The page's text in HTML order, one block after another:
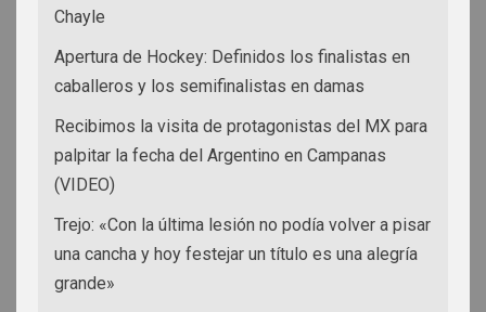
Chayle
Apertura de Hockey: Definidos los finalistas en
caballeros y los semifinalistas en damas
Recibimos la visita de protagonistas del MX para
palpitar la fecha del Argentino en Campanas
(VIDEO)
Trejo: «Con la última lesión no podía volver a pisar
una cancha y hoy festejar un título es una alegría
grande»